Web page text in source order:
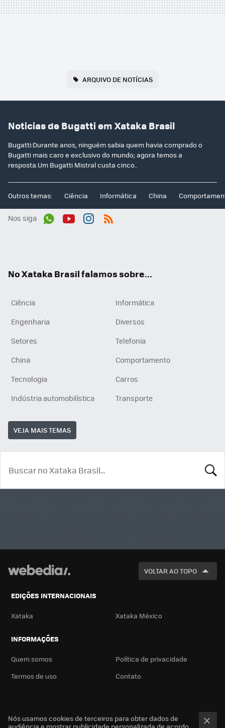
ARQUIVO DE NOTÍCIAS
Noticias de Bugatti em Xataka Brasil
Bugatti:Durante anos, ninguém sabia quem havia comprado o
Bugatti mais caro e exclusivo do mundo; agora temos a
resposta.Um Bugatti Mistral custa cinco..
Outros temas: Ciência Informática China
Nos siga
No Xataka Brasil falamos sobre...
Ciência
Informática
Engenharia
Diversos
Setores
Telefonia
China
Comportamento
Tecnologia
Carros
Indústria automobilística
Transporte
VEJA MAIS TEMAS
VOLTAR AO TOPO
EDIÇÕES INTERNACIONAIS
Xataka Xataka México
INFORMAÇÕES
Quem somos
Política de privacidade
Termos de uso
Contato
Nós usamos cookies de terceiros para obter dados de